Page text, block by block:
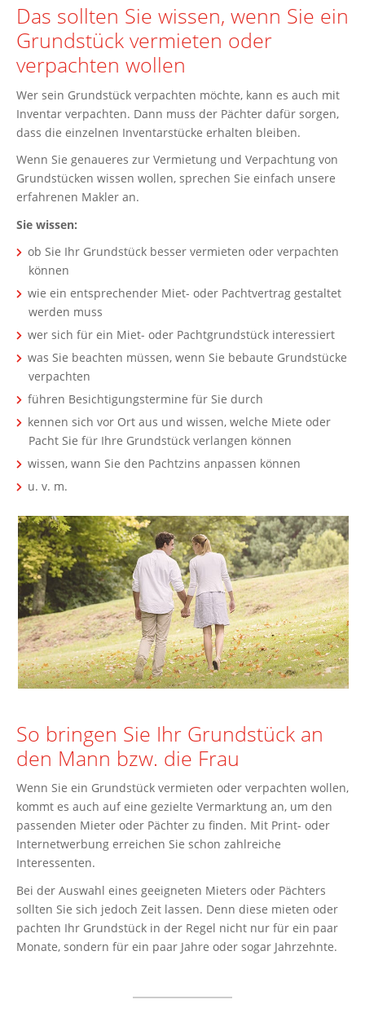
Das sollten Sie wissen, wenn Sie ein
Grundstück vermieten oder
verpachten wollen
Wer sein Grundstück verpachten möchte, kann es auch mit
Inventar verpachten. Dann muss der Pächter dafür sorgen,
dass die einzelnen Inventarstücke erhalten bleiben.
Wenn Sie genaueres zur Vermietung und Verpachtung von
Grundstücken wissen wollen, sprechen Sie einfach unsere
erfahrenen Makler an.
Sie wissen:
ob Sie Ihr Grundstück besser vermieten oder verpachten
können
wie ein entsprechender Miet- oder Pachtvertrag gestaltet
werden muss
wer sich für ein Miet- oder Pachtgrundstück interessiert
was Sie beachten müssen, wenn Sie bebaute Grundstücke
verpachten
führen Besichtigungstermine für Sie durch
kennen sich vor Ort aus und wissen, welche Miete oder
Pacht Sie für Ihre Grundstück verlangen können
wissen, wann Sie den Pachtzins anpassen können
u. v. m.
So bringen Sie Ihr Grundstück an
den Mann bzw. die Frau
Wenn Sie ein Grundstück vermieten oder verpachten wollen,
kommt es auch auf eine gezielte Vermarktung an, um den
passenden Mieter oder Pächter zu finden. Mit Print- oder
Internetwerbung erreichen Sie schon zahlreiche
Interessenten.
Bei der Auswahl eines geeigneten Mieters oder Pächters
sollten Sie sich jedoch Zeit lassen. Denn diese mieten oder
pachten Ihr Grundstück in der Regel nicht nur für ein paar
Monate, sondern für ein paar Jahre oder sogar Jahrzehnte.